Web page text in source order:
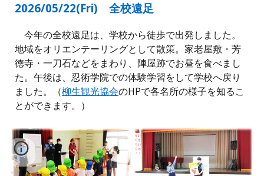
2026/05/22(Fri)全校遠足
今年の全校遠足は、学校から徒歩で出発しました。
地域をオリエンテーリングとして散策。家老屋敷・芳
徳寺・一刀石などをまわり、陣屋跡でお昼を食べまし
た。午後は、忍術学院での体験学習をして学校へ戻り
ました。（柳生観光協会のHPで各名所の様子を知るこ
とができます。）